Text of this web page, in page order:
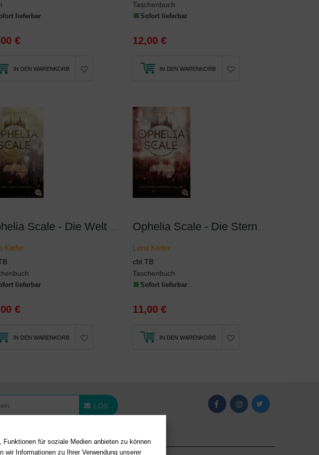
für soziale Medien anbieten zu können
wir Informationen zu Ihrer Verwendung unserer
lieferbar
€
IN DEN WARENKORB
Taschenbuch
Sofort lieferbar
12,00 €
IN DEN WARENKORB
Kiefer
lieferbar
€
IN DEN WARENKORB
Lena Kiefer
cbt TB
Taschenbuch
Sofort lieferbar
11,00 €
IN DEN WARENKORB
LOS